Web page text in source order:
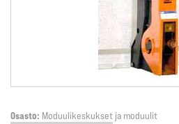
Osasto: Moduulikeskukset ja moduulit